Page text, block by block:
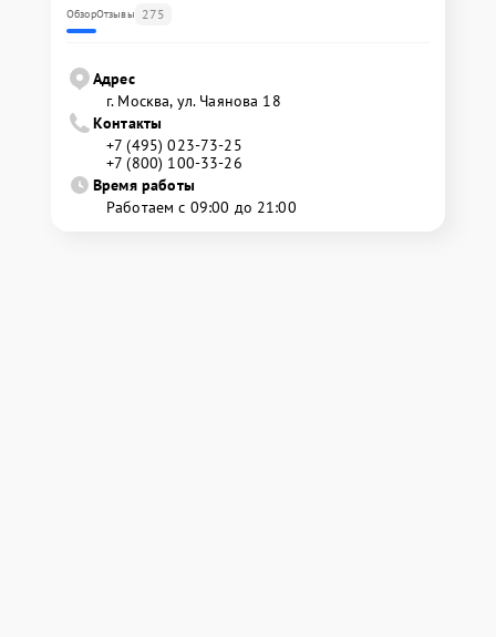
ОбзорОтзывы 275
Адрес
г. Москва, ул. Чаянова 18
Контакты
+7 (495) 023-73-25
+7 (800) 100-33-26
Время работы
Работаем с 09:00 до 21:00